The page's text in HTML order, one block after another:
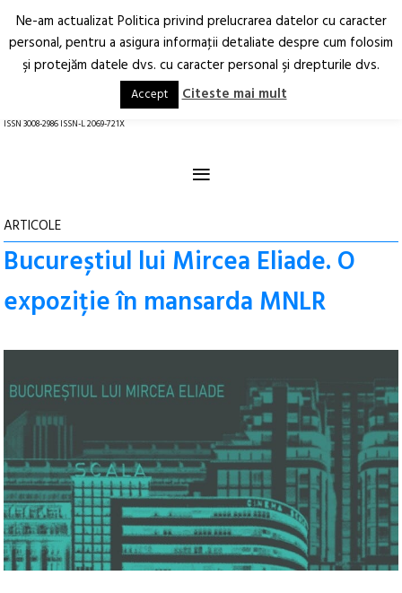
Arhitectură.
Oraș.
RO EN
ISSN 3008-2986 ISSN-L 2069-721X
≡
ARTICOLE
Bucureștiul lui Mircea Eliade. O
expoziție în mansarda MNLR
Ne-am actualizat Politica privind prelucrarea datelor cu caracter
personal, pentru a asigura informaţii detaliate despre cum folosim
şi protejăm datele dvs. cu caracter personal şi drepturile dvs.
Accept Citeste mai mult